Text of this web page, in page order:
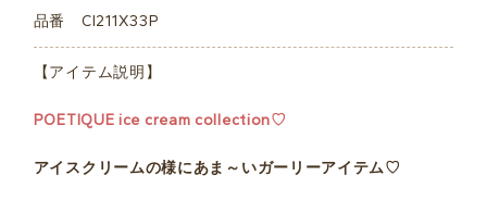
品番 CI211X33P
【アイテム説明】
POETIQUE ice cream collection♡
アイスクリームの様にあま～いガーリーアイテム♡